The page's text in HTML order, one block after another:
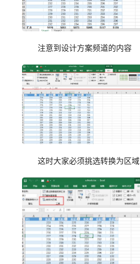
注意到设计方案频道的内容
这时大家必须挑选转换为区域